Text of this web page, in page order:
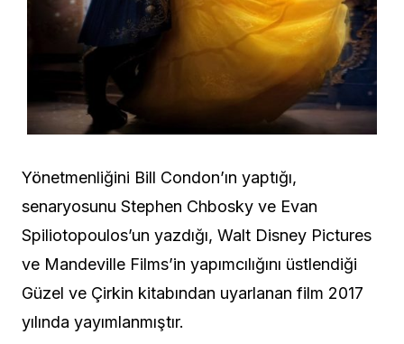
Yönetmenliğini Bill Condon’ın yaptığı,
senaryosunu Stephen Chbosky ve Evan
Spiliotopoulos’un yazdığı, Walt Disney Pictures
ve Mandeville Films’in yapımcılığını üstlendiği
Güzel ve Çirkin kitabından uyarlanan film 2017
yılında yayımlanmıştır.